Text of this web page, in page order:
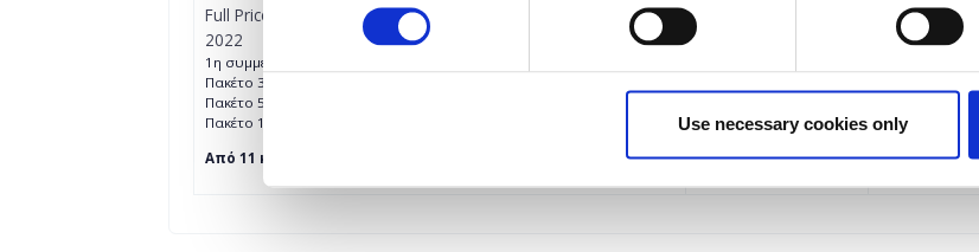
Use necessary cookies only
Full Price Digital Conference Ticket - Smart Cities Conference
2022
1η συμμετοχή: €190 + 24% Φ.Π.Α.
Πακέτο 3 συμμετοχών (2+1 δωρεάν): €380 + 24% Φ.Π.Α.
Πακέτο 5 συμμετοχών (3+2 δωρεάν): €570 + 24% Φ.Π.Α.
Πακέτο 10 συμμετοχών (6+4 δωρεάν): €1140 + 24% Φ.Π.Α.
Από 11 και πάνω 95 ευρώ /συμμετοχή + 24% Φ.Π.Α.
Registrations
period has